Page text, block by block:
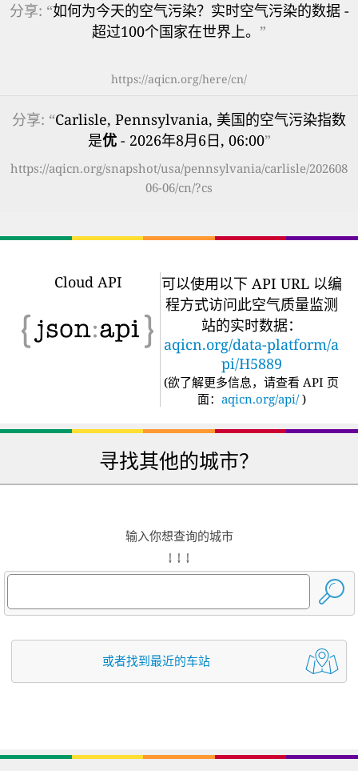
分享: “如何为今天的空气污染？实时空气污染的数据 -
超过100个国家在世界上。 ”
https://aqicn.org/here/cn/
分享: “Carlisle, Pennsylvania, 美国的空气污染指数
是优- 2026年8月6日, 06:00”
https://aqicn.org/snapshot/usa/pennsylvania/carlisle/202608
06-06/cn/?cs
Cloud API
可以使用以下 API URL 以编
程方式访问此空气质量监测
站的实时数据：
aqicn.org/data-platform/a
pi/H5889
(欲了解更多信息，请查看 API 页
面： aqicn.org/api/ )
寻找其他的城市？
输入你想查询的城市
↓ ↓ ↓
或者找到最近的车站